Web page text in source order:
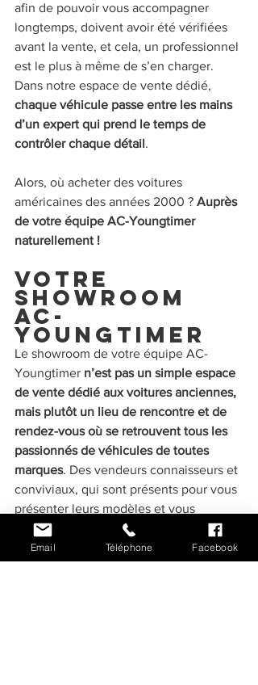
afin de pouvoir vous accompagner
longtemps, doivent avoir été vérifiées
avant la vente, et cela, un professionnel
est le plus à même de s’en charger.
Dans notre espace de vente dédié,
chaque véhicule passe entre les mains
d’un expert qui prend le temps de
contrôler chaque détail.
Alors, où acheter des voitures
américaines des années 2000 ? Auprès
de votre équipe AC-Youngtimer
naturellement !
Votre
showroom
AC-
Youngtimer
Le showroom de votre équipe AC-
Youngtimer n’est pas un simple espace
de vente dédié aux voitures anciennes,
mais plutôt un lieu de rencontre et de
rendez-vous où se retrouvent tous les
passionnés de véhicules de toutes
marques. Des vendeurs connaisseurs et
conviviaux, qui sont présents pour vous
présenter leurs modèles et vous
raconter 1001 anecdotes sur les plus
belles voitures anciennes. Des modèles
Email Téléphone Facebook